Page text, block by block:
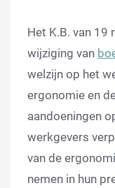
Het K.B. van 19
wijziging van
welzijn op het
ergonomie en
aandoeningen
werkgevers
van de
nemen in hun